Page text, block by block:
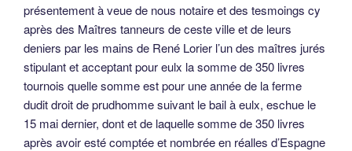
présentement à veue de nous notaire et des tesmoings cy
après des Maîtres tanneurs de ceste ville et de leurs
deniers par les mains de René Lorier l’un des maîtres jurés
stipulant et acceptant pour eulx la somme de 350 livres
tournois quelle somme est pour une année de la ferme
dudit droit de prudhomme suivant le bail à eulx, eschue le
15 mai dernier, dont et de laquelle somme de 350 livres
après avoir esté comptée et nombrée en réalles d’Espagne